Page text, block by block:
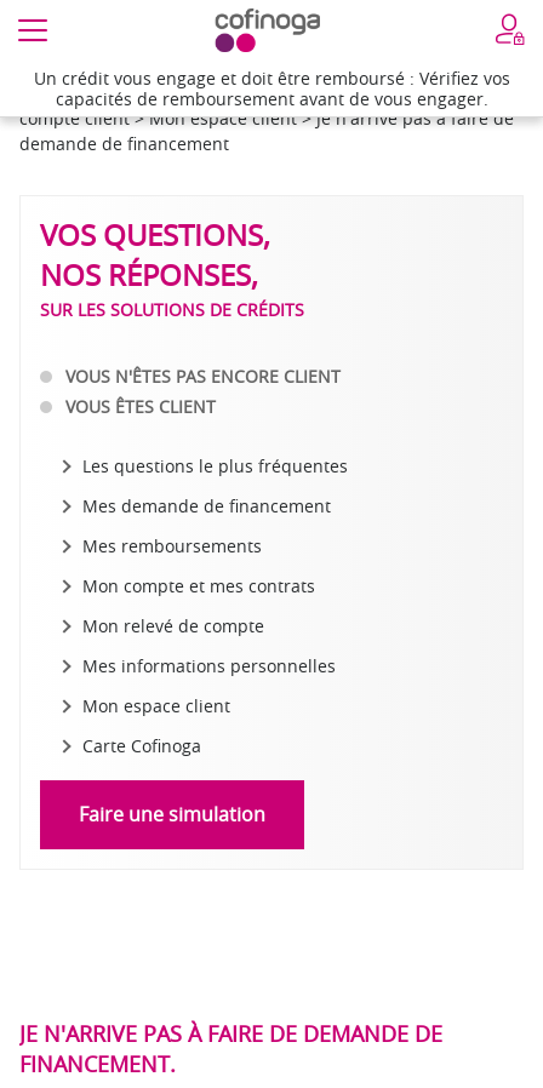
Un crédit vous engage et doit être remboursé : Vérifiez vos
capacités de remboursement avant de vous engager.
Accueil >Besoin d'aide >Questions réponses sur votre
compte client >Mon espace client >Je n'arrive pas à faire de
demande de financement
VOS QUESTIONS,
NOS RÉPONSES,
SUR LES SOLUTIONS DE CRÉDITS
VOUS N'ÊTES PAS ENCORE CLIENT
VOUS ÊTES CLIENT
Les questions le plus fréquentes
Mes demande de financement
Mes remboursements
Mon compte et mes contrats
Mon relevé de compte
Mes informations personnelles
Mon espace client
Carte Cofinoga
Faire une simulation
JE N'ARRIVE PAS À FAIRE DE DEMANDE DE
FINANCEMENT.
Un crédit vous engage et doit être remboursé : Vérifiez vos
capacités de remboursement avant de vous engager.